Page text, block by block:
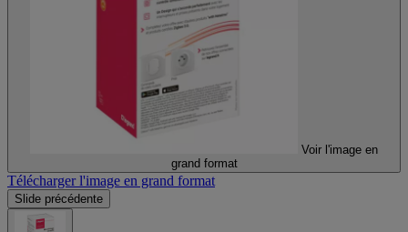
Voir l'image en
grand format
Télécharger l'image en grand format
Slide précédente